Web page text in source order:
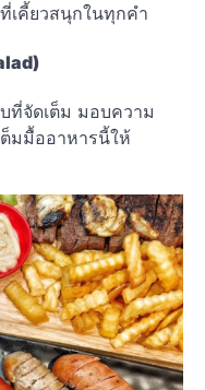
เคี้ยวสนุกในทุกคำ
ที่จัดเต็ม มอบความ
มมื้ออาหารนี้ให้